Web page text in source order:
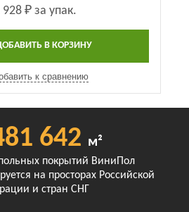
928 ₽за упак.
В КОРЗИНУ
к сравнению
642 м²
покрытий ВиниПол
на просторах Российской
и стран СНГ